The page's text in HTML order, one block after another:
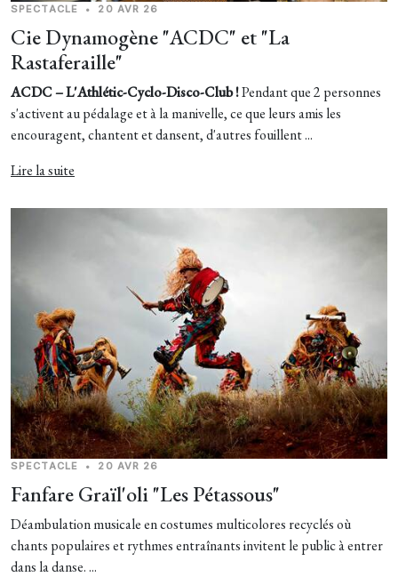
SPECTACLE • 20 AVR 26
Cie Dynamogène "ACDC" et "La
Rastaferaille"
ACDC – L'Athlétic-Cyclo-Disco-Club !Pendant que 2 personnes
s'activent au pédalage et à la manivelle, ce que leurs amis les
encouragent, chantent et dansent, d'autres fouillent ...
Lire la suite
SPECTACLE • 20 AVR 26
Fanfare Graïl'oli "Les Pétassous"
Déambulation musicale en costumes multicolores recyclés où
chants populaires et rythmes entraînants invitent le public à entrer
dans la danse. ...